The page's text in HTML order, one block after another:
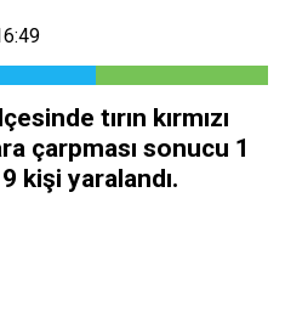
tırın kırmızı
çarpması sonucu 1
kişi yaralandı.